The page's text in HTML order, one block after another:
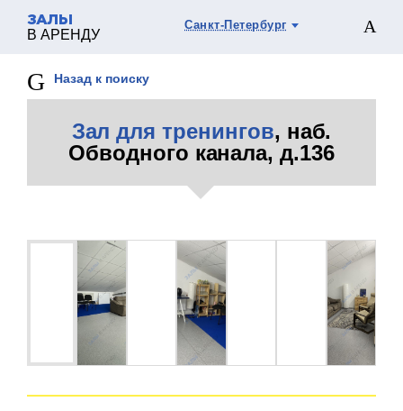
ЗАЛЫ
В АРЕНДУ
Санкт-Петербург
Назад к поиску
Зал для тренингов, наб.
Обводного канала, д.136